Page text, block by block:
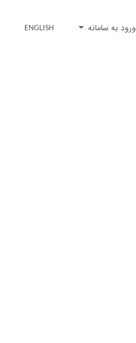
ورود به سامانه ENGLISH